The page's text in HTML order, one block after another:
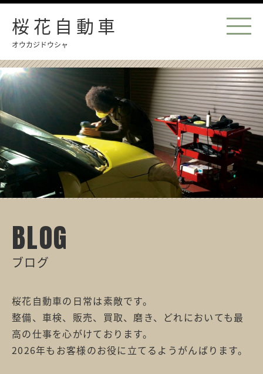
桜花自動車
オウカジドウシャ
BLOG
ブログ
桜花自動車の日常は素敵です。
整備、車検、販売、買取、磨き、どれにおいても最
高の仕事を心がけております。
2026年もお客様のお役に立てるようがんばります。